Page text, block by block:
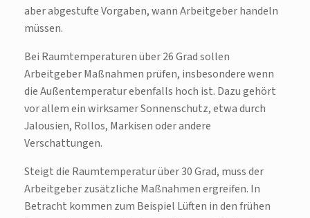
aber abgestufte Vorgaben, wann Arbeitgeber handeln
müssen.
Bei Raumtemperaturen über 26 Grad sollen
Arbeitgeber Maßnahmen prüfen, insbesondere wenn
die Außentemperatur ebenfalls hoch ist. Dazu gehört
vor allem ein wirksamer Sonnenschutz, etwa durch
Jalousien, Rollos, Markisen oder andere
Verschattungen.
Steigt die Raumtemperatur über 30 Grad, muss der
Arbeitgeber zusätzliche Maßnahmen ergreifen. In
Betracht kommen zum Beispiel Lüften in den frühen